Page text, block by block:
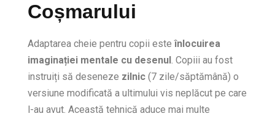
Coșmarului
Adaptarea cheie pentru copii esteînlocuirea
imaginației mentale cu desenul. Copiii au fost
instruiți să deseneze zilnic (7 zile/săptămână) o
versiune modificată a ultimului vis neplăcut pe care
l-au avut. Această tehnică aduce mai multe